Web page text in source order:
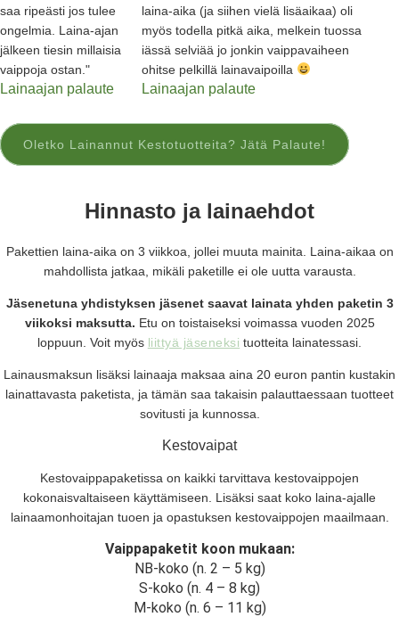
saa ripeästi jos tulee
ongelmia. Laina-ajan
jälkeen tiesin millaisia
vaippoja ostan."
Lainaajan palaute
laina-aika (ja siihen vielä lisäaikaa) oli
myös todella pitkä aika, melkein tuossa
iässä selviää jo jonkin vaippavaiheen
ohitse pelkillä lainavaipoilla
Lainaajan palaute
Oletko Lainannut Kestotuotteita? Jätä Palaute!
Hinnasto ja lainaehdot
Pakettien laina-aika on 3 viikkoa, jollei muuta mainita. Laina-aikaa on
mahdollista jatkaa, mikäli paketille ei ole uutta varausta.
Jäsenetuna yhdistyksen jäsenet saavat lainata yhden paketin 3
viikoksi maksutta. Etu on toistaiseksi voimassa vuoden 2025
loppuun. Voit myös liittyä jäseneksi tuotteita lainatessasi.
Lainausmaksun lisäksi lainaaja maksaa aina 20 euron pantin kustakin
lainattavasta paketista, ja tämän saa takaisin palauttaessaan tuotteet
sovitusti ja kunnossa.
Kestovaipat
Kestovaippapaketissa on kaikki tarvittava kestovaippojen
kokonaisvaltaiseen käyttämiseen. Lisäksi saat koko laina-ajalle
lainaamonhoitajan tuoen ja opastuksen kestovaippojen maailmaan.
Vaippapaketit koon mukaan:
NB-koko (n. 2 – 5 kg)
S-koko (n. 4 – 8 kg)
M-koko (n. 6 – 11 kg)